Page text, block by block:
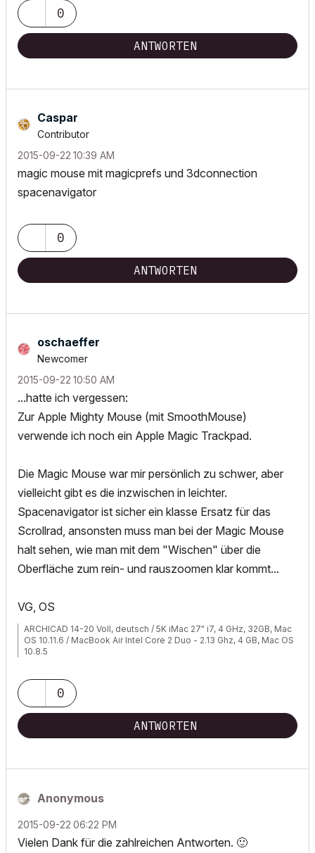
0
ANTWORTEN
Caspar
Contributor
‎2015-09-22 10:39 AM
magic mouse mit magicprefs und 3dconnection
spacenavigator
0
ANTWORTEN
oschaeffer
Newcomer
‎2015-09-22 10:50 AM
...hatte ich vergessen:
Zur Apple Mighty Mouse (mit SmoothMouse)
verwende ich noch ein Apple Magic Trackpad.
Die Magic Mouse war mir persönlich zu schwer, aber
vielleicht gibt es die inzwischen in leichter.
Spacenavigator ist sicher ein klasse Ersatz für das
Scrollrad, ansonsten muss man bei der Magic Mouse
halt sehen, wie man mit dem "Wischen" über die
Oberfläche zum rein- und rauszoomen klar kommt...
VG, OS
ARCHICAD 14-20 Voll, deutsch / 5K iMac 27" i7, 4 GHz, 32GB, Mac
OS 10.11.6 / MacBook Air Intel Core 2 Duo - 2.13 Ghz, 4 GB, Mac OS
10.8.5
0
ANTWORTEN
Anonymous
‎2015-09-22 06:22 PM
Vielen Dank für die zahlreichen Antworten. 🙂